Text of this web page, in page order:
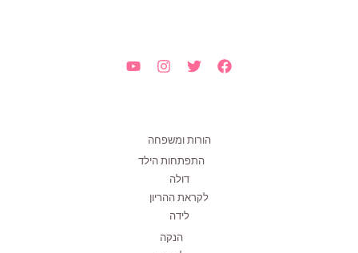
הורות ומשפחה
התפתחות הילד
דולה
לקראת ההריון
לידה
הנקה